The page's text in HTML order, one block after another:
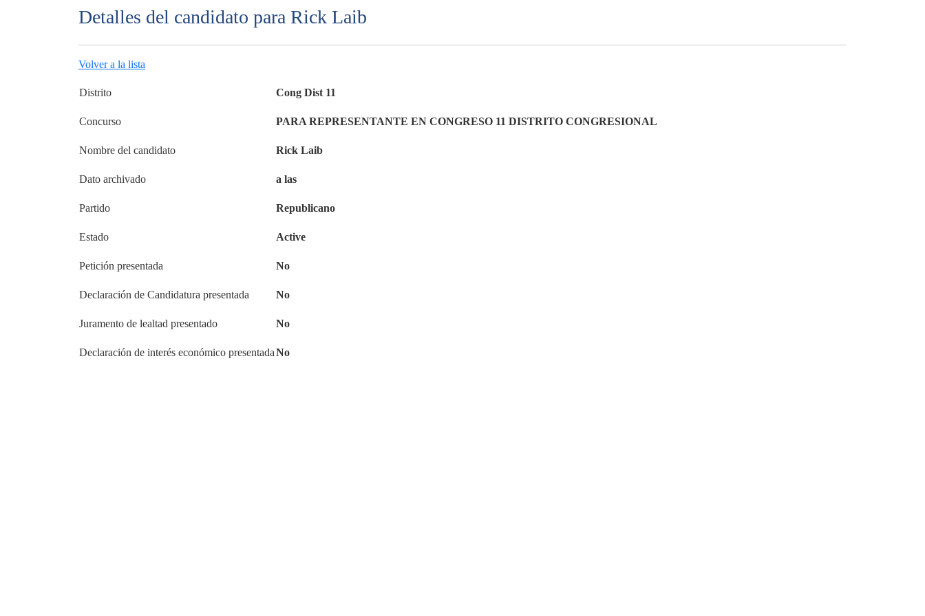
Detalles del candidato para Rick Laib
Volver a la lista
Distrito Cong Dist 11
Concurso PARA REPRESENTANTE EN CONGRESO 11 DISTRITO CONGRESIONAL
Nombre del candidato Rick Laib
Dato archivado a las
Partido Republicano
Estado Active
Petición presentada No
Declaración de Candidatura presentada No
Juramento de lealtad presentado No
Declaración de interés económico presentadaNo